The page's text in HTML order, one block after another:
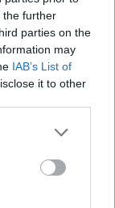
the further
parties on the
may
IAB’s List of
it to other
opciones para
para emitir
nuestro país.
partidos en
íntegros en
en VOD. La